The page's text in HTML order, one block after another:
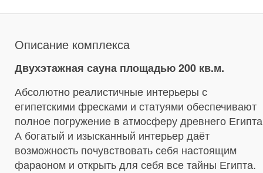
Описание комплекса
Двухэтажная сауна площадью 200 кв.м.
Абсолютно реалистичные интерьеры с
египетскими фресками и статуями обеспечивают
полное погружение в атмосферу древнего
А богатый и изысканный интерьер даёт
возможность почувствовать себя настоящим
фараоном и открыть для себя все тайны Египта.